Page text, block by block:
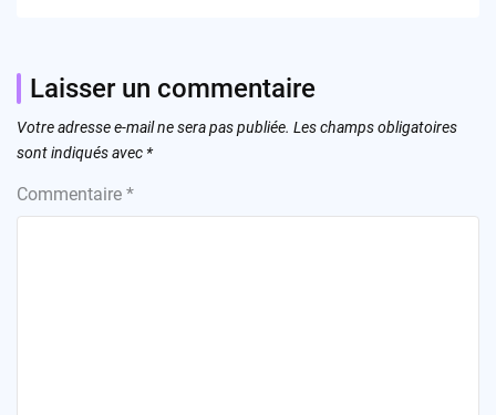
Laisser un commentaire
Votre adresse e-mail ne sera pas publiée. Les champs obligatoires
sont indiqués avec *
Commentaire *